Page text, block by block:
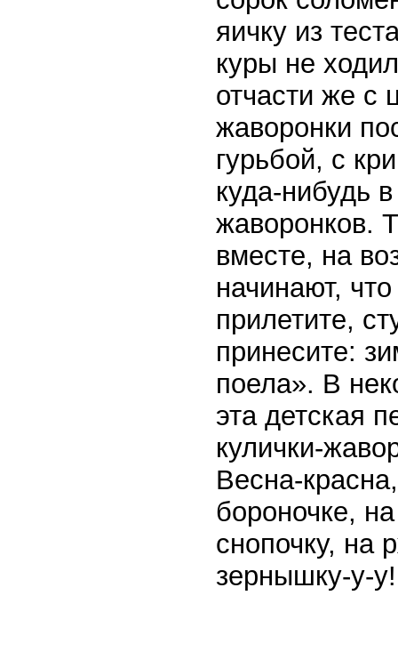
яичку из
куры не
отчасти же с
жаворонки
гурьбой, с
куда-нибудь
жаворонков.
вместе, на
начинают,
прилетите,
принесите:
поела». В
эта детская
кулички-
Весна-
бороночке,
снопочку, на
зернышку-у-